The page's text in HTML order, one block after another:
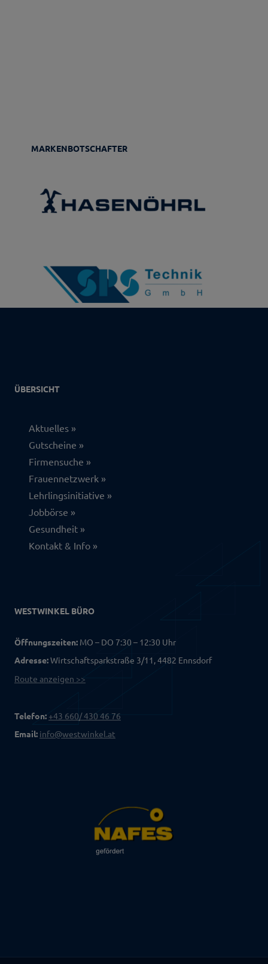
MARKENBOTSCHAFTER
ÜBERSICHT
Aktuelles
Gutscheine
Firmensuche
Frauennetzwerk
Lehrlingsinitiative
Jobbörse
Gesundheit
Kontakt & Info
WESTWINKEL BÜRO
Öffnungszeiten: MO – DO 7:30 – 12:30 Uhr
Adresse:Wirtschaftsparkstraße 3/11, 4482 Ennsdorf
Route anzeigen >>
Telefon: +43 660/ 430 46 76
Email: info@westwinkel.at